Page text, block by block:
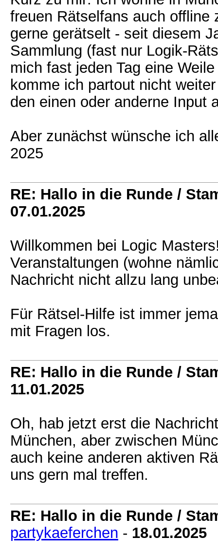
freuen Rätselfans auch
gerne gerätselt - seit diesem
Sammlung (fast nur Logik-
mich fast jeden Tag eine
komme ich partout nicht
den einen oder anderne Input
Aber zunächst wünsche ich
2025
RE: Hallo in die Runde /
07.01.2025
Willkommen bei Logic
Veranstaltungen (wohne
Nachricht nicht allzu lang
Für Rätsel-Hilfe ist immer
mit Fragen los.
RE: Hallo in die Runde /
11.01.2025
Oh, hab jetzt erst die
München, aber zwischen
auch keine anderen aktiven
uns gern mal treffen.
RE: Hallo in die Runde /
partykaeferchen - 18.01.2025